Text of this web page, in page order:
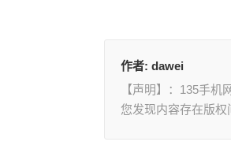
作者: dawei
【声明】：135手
您发现内容存在版权